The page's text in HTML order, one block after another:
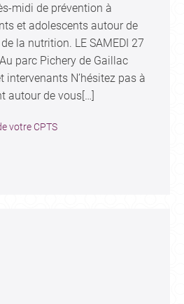
midi de prévention à
et adolescents autour de
la nutrition. LE SAMEDI 27
parc Pichery de Gaillac
intervenants N’hésitez pas à
autour de vous[…]
votre CPTS